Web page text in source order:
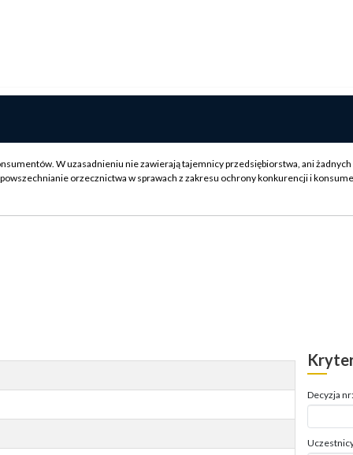
W uzasadnieniu nie zawierają tajemnicy przedsiębiorstwa, ani
orzecznictwa w sprawach z zakresu ochrony konkurencji i
Decyzja nr: